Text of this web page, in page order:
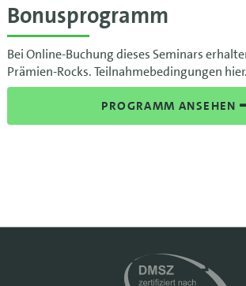
Bonusprogramm
Bei Online-Buchung dieses Seminars
Prämien-Rocks. Teilnahmebedingungen hier.
PROGRAMM ANSEHEN